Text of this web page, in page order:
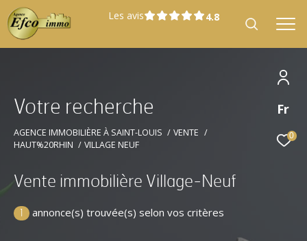
Fr
0
Les avis
Votre recherche
AGENCE IMMOBILIÈRE À SAINT-LOUIS
VENTE
HAUT%20RHIN
VILLAGE NEUF
Vente immobilière Village-Neuf
annonce(s) trouvée(s) selon vos critères
Effectuer une recherche
et trouver le bien qui correspond à vos
critères
Type